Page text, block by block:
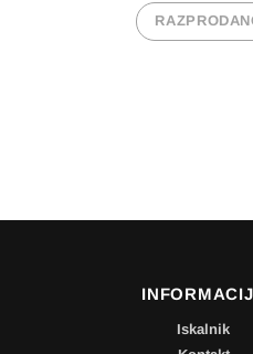
Iskalnik